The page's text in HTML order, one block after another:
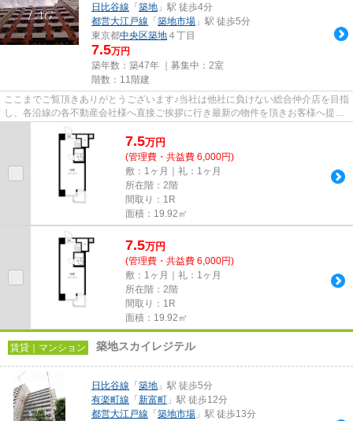
日比谷線 「 築地 」駅 徒歩4分
都営大江戸線 「 築地市場 」駅 徒歩5分
東京都中央区築地 ４丁目
7.5万円
築年数：築47年 ｜募集中： 2室
階数：11階建
ここまでご覧頂きありがとうございます♪当社は他社に負けない総合仲介店を目指
し、各沿線の各不動産会社様へ直接ご挨拶に行き最新の物件を頂きお客様へ提供
しております！最新の情報は...
7.5万円
(管理費・共益費 6,000円)
敷：1ヶ月｜礼：1ヶ月
所在階：2階
間取り：1R
面積：19.92㎡
7.5万円
(管理費・共益費 6,000円)
敷：1ヶ月｜礼：1ヶ月
所在階：2階
間取り：1R
面積：19.92㎡
賃貸｜マンション 築地スカイレジテル
日比谷線 「 築地 」駅 徒歩5分
有楽町線 「 新富町 」駅 徒歩12分
都営大江戸線 「 築地市場 」駅 徒歩13分